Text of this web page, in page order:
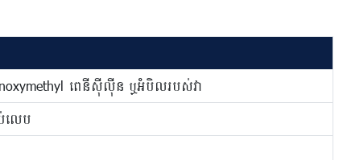
ពេនីស៊ីល៉ីន ឬអំបិលរបស់វា
លេប